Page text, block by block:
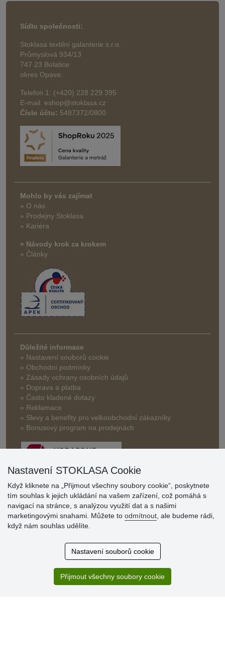
Sídlo společnosti:
Stoklasa textilní galanterie s.r.o.
Průmyslová 934/13
747 23 Bolatice
okres Opava
Telefon 1: (+420) 228 229 395
E-mail: eshop@stoklasa.cz
Číslo účtu: 5487372/0800
Mohlo by vás zajímat
» O nás
» Prodejny Stoklasa
» Kariéra
» Návody krok za krokem
» Články
Důležité informace
» Nastavení souborů cookie
» Obchodní podmínky
» Zásady ochrany osobních údajů
» Doprava a platba
» Často kladené dotazy
» Reklamace
» Slevy a benefity pro velkoobchodní zákazníky
» Bonusový program na prodejnách
Hodnocení
zákazníků
Super obchod, kvalitní zboží za slušné ceny. Vřele
Sortiment za fajn ceny a hlavně super rychlé dodání. Moc
Nastavení STOKLASA Cookie
Když kliknete na „Přijmout všechny soubory cookie“, poskytnete
tím souhlas k jejich ukládání na vašem zařízení, což pomáhá s
navigací na stránce, s analýzou využití dat a s našimi
marketingovými snahami. Můžete to odmítnout , ale budeme rádi,
když nám souhlas udělíte.
Nastavení souborů cookie
Přijmout všechny soubory cookie